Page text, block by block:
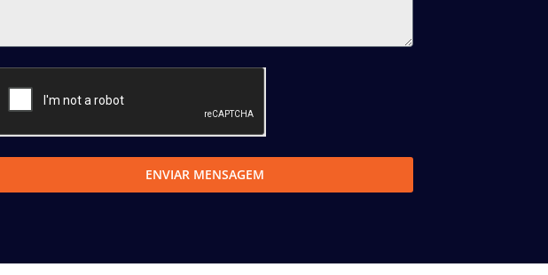
ENVIAR MENSAGEM